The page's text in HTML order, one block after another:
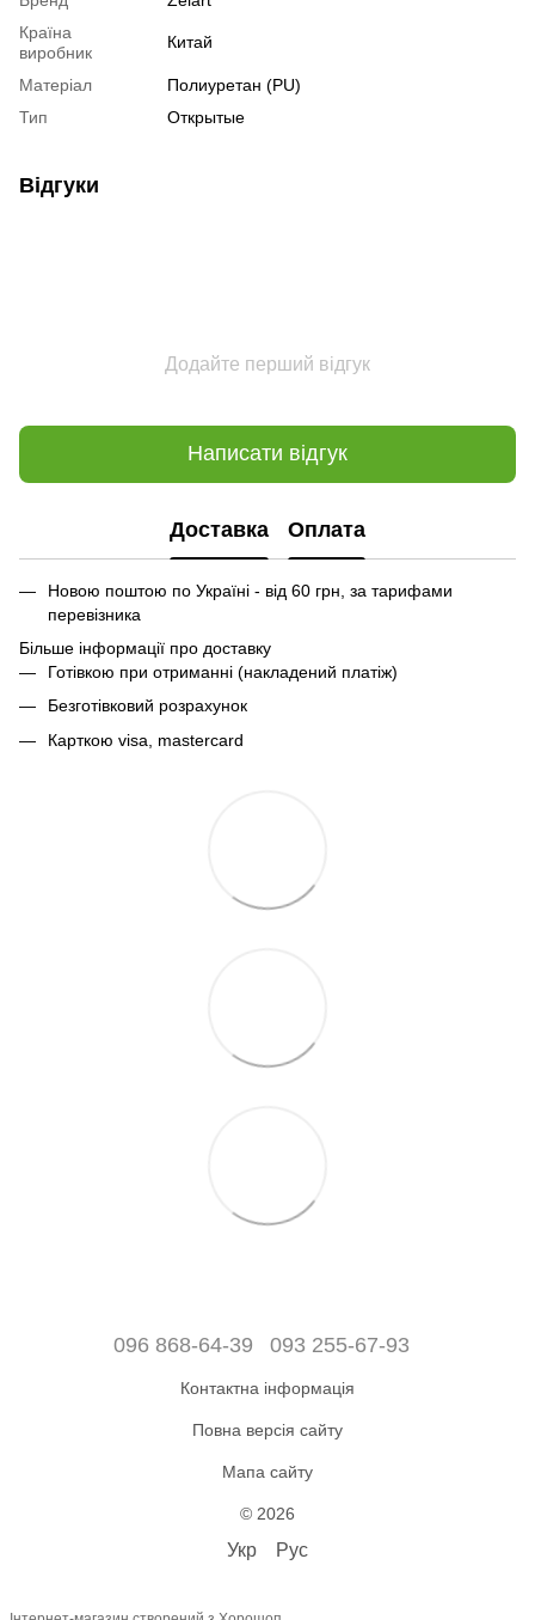
Країна
виробник
Китай
Матеріал
Полиуретан (PU)
Тип
Открытые
Відгуки
Додайте перший відгук
Написати відгук
Доставка Оплата
Новою поштою по Україні - від 60 грн, за тарифами
перевізника
Більше інформації про доставку
Готівкою при отриманні (накладений платіж)
Безготівковий розрахунок
Карткою visa, mastercard
096 868-64-39 093 255-67-93
Контактна інформація
Повна версія сайту
Мапа сайту
© 2026
Укр Рус